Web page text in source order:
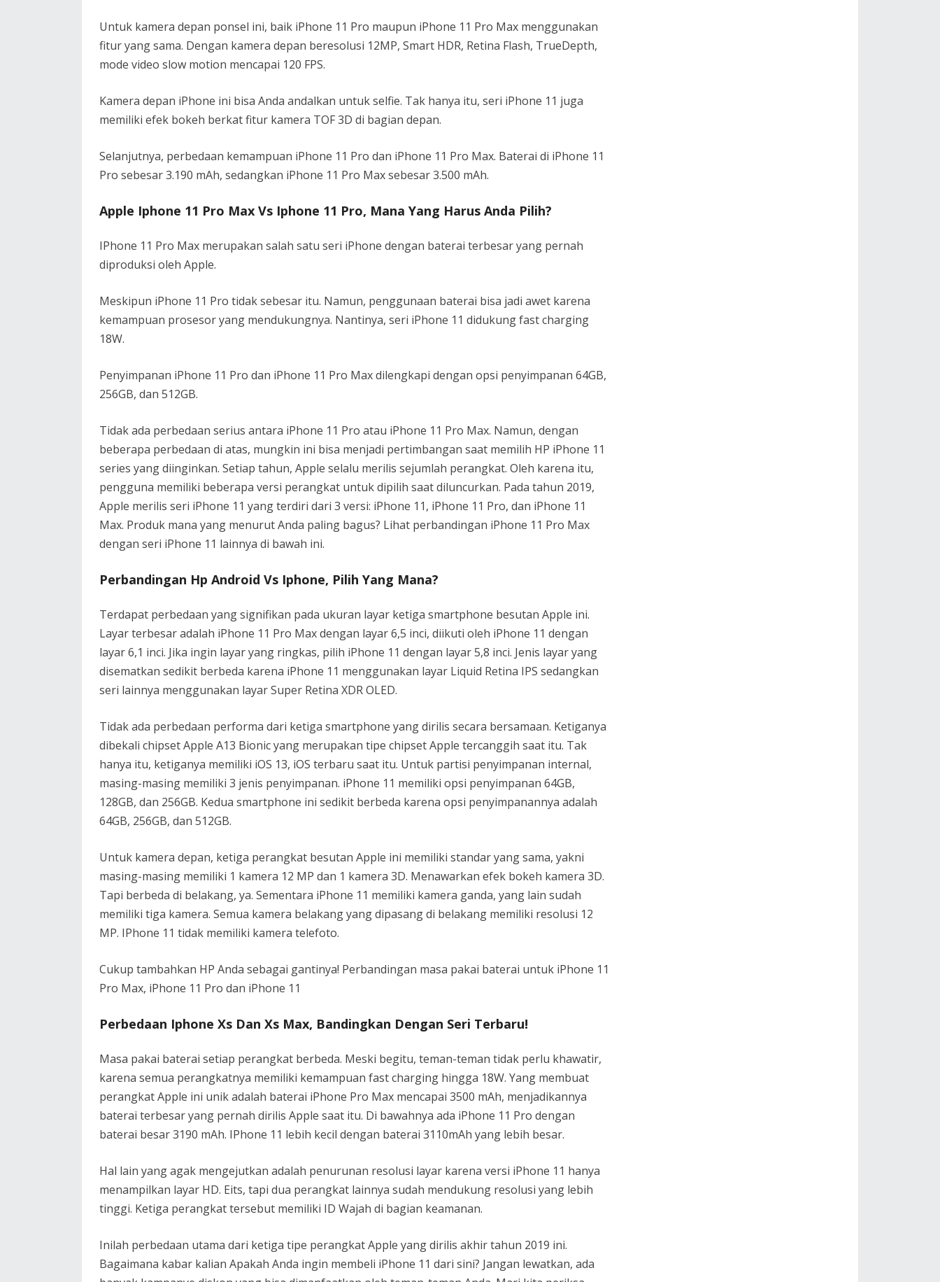
Untuk kamera depan ponsel ini, baik iPhone 11 Pro maupun iPhone 11 Pro Max menggunakan
fitur yang sama. Dengan kamera depan beresolusi 12MP, Smart HDR, Retina Flash, TrueDepth,
mode video slow motion mencapai 120 FPS.
Kamera depan iPhone ini bisa Anda andalkan untuk selfie. Tak hanya itu, seri iPhone 11 juga
memiliki efek bokeh berkat fitur kamera TOF 3D di bagian depan.
Selanjutnya, perbedaan kemampuan iPhone 11 Pro dan iPhone 11 Pro Max. Baterai di iPhone 11
Pro sebesar 3.190 mAh, sedangkan iPhone 11 Pro Max sebesar 3.500 mAh.
Apple Iphone 11 Pro Max Vs Iphone 11 Pro, Mana Yang Harus Anda Pilih?
IPhone 11 Pro Max merupakan salah satu seri iPhone dengan baterai terbesar yang pernah
diproduksi oleh Apple.
Meskipun iPhone 11 Pro tidak sebesar itu. Namun, penggunaan baterai bisa jadi awet karena
kemampuan prosesor yang mendukungnya. Nantinya, seri iPhone 11 didukung fast charging
18W.
Penyimpanan iPhone 11 Pro dan iPhone 11 Pro Max dilengkapi dengan opsi penyimpanan 64GB,
256GB, dan 512GB.
Tidak ada perbedaan serius antara iPhone 11 Pro atau iPhone 11 Pro Max. Namun, dengan
beberapa perbedaan di atas, mungkin ini bisa menjadi pertimbangan saat memilih HP iPhone 11
series yang diinginkan. Setiap tahun, Apple selalu merilis sejumlah perangkat. Oleh karena itu,
pengguna memiliki beberapa versi perangkat untuk dipilih saat diluncurkan. Pada tahun 2019,
Apple merilis seri iPhone 11 yang terdiri dari 3 versi: iPhone 11, iPhone 11 Pro, dan iPhone 11
Max. Produk mana yang menurut Anda paling bagus? Lihat perbandingan iPhone 11 Pro Max
dengan seri iPhone 11 lainnya di bawah ini.
Perbandingan Hp Android Vs Iphone, Pilih Yang Mana?
Terdapat perbedaan yang signifikan pada ukuran layar ketiga smartphone besutan Apple ini.
Layar terbesar adalah iPhone 11 Pro Max dengan layar 6,5 inci, diikuti oleh iPhone 11 dengan
layar 6,1 inci. Jika ingin layar yang ringkas, pilih iPhone 11 dengan layar 5,8 inci. Jenis layar yang
disematkan sedikit berbeda karena iPhone 11 menggunakan layar Liquid Retina IPS sedangkan
seri lainnya menggunakan layar Super Retina XDR OLED.
Tidak ada perbedaan performa dari ketiga smartphone yang dirilis secara bersamaan. Ketiganya
dibekali chipset Apple A13 Bionic yang merupakan tipe chipset Apple tercanggih saat itu. Tak
hanya itu, ketiganya memiliki iOS 13, iOS terbaru saat itu. Untuk partisi penyimpanan internal,
masing-masing memiliki 3 jenis penyimpanan. iPhone 11 memiliki opsi penyimpanan 64GB,
128GB, dan 256GB. Kedua smartphone ini sedikit berbeda karena opsi penyimpanannya adalah
64GB, 256GB, dan 512GB.
Untuk kamera depan, ketiga perangkat besutan Apple ini memiliki standar yang sama, yakni
masing-masing memiliki 1 kamera 12 MP dan 1 kamera 3D. Menawarkan efek bokeh kamera 3D.
Tapi berbeda di belakang, ya. Sementara iPhone 11 memiliki kamera ganda, yang lain sudah
memiliki tiga kamera. Semua kamera belakang yang dipasang di belakang memiliki resolusi 12
MP. IPhone 11 tidak memiliki kamera telefoto.
Cukup tambahkan HP Anda sebagai gantinya! Perbandingan masa pakai baterai untuk iPhone 11
Pro Max, iPhone 11 Pro dan iPhone 11
Perbedaan Iphone Xs Dan Xs Max, Bandingkan Dengan Seri Terbaru!
Masa pakai baterai setiap perangkat berbeda. Meski begitu, teman-teman tidak perlu khawatir,
karena semua perangkatnya memiliki kemampuan fast charging hingga 18W. Yang membuat
perangkat Apple ini unik adalah baterai iPhone Pro Max mencapai 3500 mAh, menjadikannya
baterai terbesar yang pernah dirilis Apple saat itu. Di bawahnya ada iPhone 11 Pro dengan
baterai besar 3190 mAh. IPhone 11 lebih kecil dengan baterai 3110mAh yang lebih besar.
Hal lain yang agak mengejutkan adalah penurunan resolusi layar karena versi iPhone 11 hanya
menampilkan layar HD. Eits, tapi dua perangkat lainnya sudah mendukung resolusi yang lebih
tinggi. Ketiga perangkat tersebut memiliki ID Wajah di bagian keamanan.
Inilah perbedaan utama dari ketiga tipe perangkat Apple yang dirilis akhir tahun 2019 ini.
Bagaimana kabar kalian Apakah Anda ingin membeli iPhone 11 dari sini? Jangan lewatkan, ada